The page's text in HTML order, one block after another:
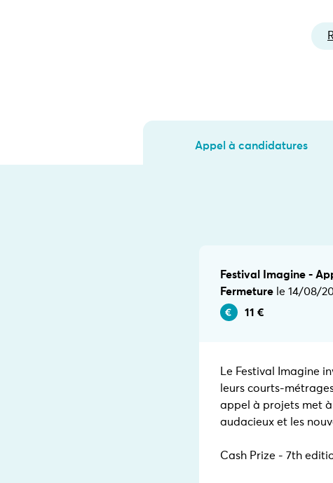
Appel à candidatures
Festival Imagine -
Fermeture le 14/08/
11 €
Le Festival Imagine
leurs courts-
appel à projets met à
audacieux et les
Cash Prize - 7th